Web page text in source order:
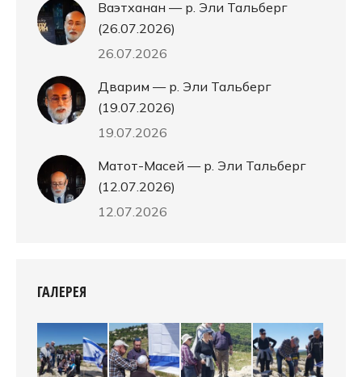
Ваэтханан — р. Эли Тальберг
(26.07.2026)
26.07.2026
Дварим — р. Эли Тальберг
(19.07.2026)
19.07.2026
Матот-Масей — р. Эли Тальберг
(12.07.2026)
12.07.2026
ГАЛЕРЕЯ